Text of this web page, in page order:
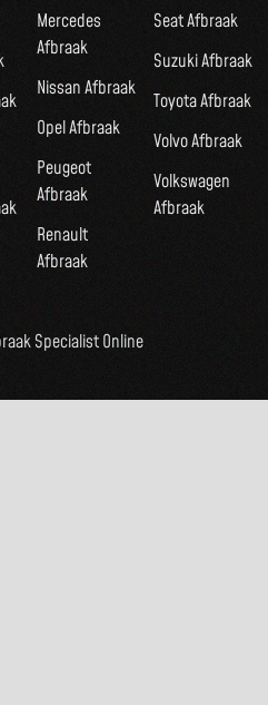
Mercedes
Afbraak
Nissan Afbraak
Opel Afbraak
Peugeot
Afbraak
Renault
Afbraak
Seat Afbraak
Suzuki Afbraak
Toyota Afbraak
Volvo Afbraak
Volkswagen
Afbraak
Specialist Online